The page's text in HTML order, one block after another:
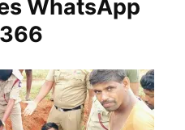
WhatsApp